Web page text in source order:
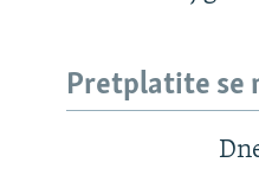
Pretplatite se